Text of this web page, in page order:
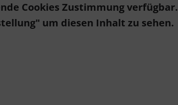
Cookies Zustimmung verfügbar.
um diesen Inhalt zu sehen.